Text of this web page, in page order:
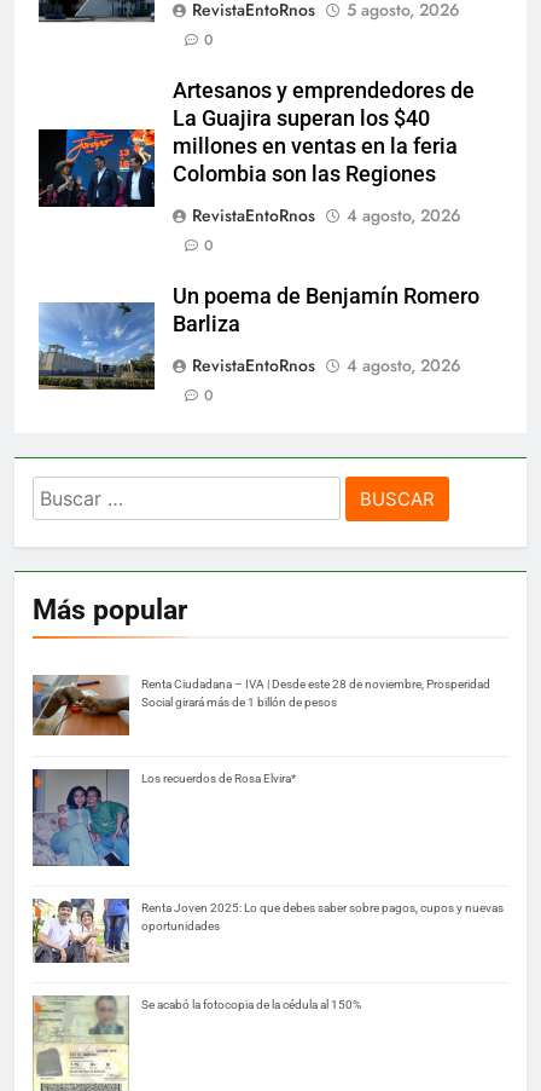
RevistaEntoRnos 5 agosto, 2026
0
Artesanos y emprendedores de
La Guajira superan los $40
millones en ventas en la feria
Colombia son las Regiones
RevistaEntoRnos
4 agosto, 2026
0
Un poema de Benjamín Romero
Barliza
RevistaEntoRnos
4 agosto, 2026
0
Buscar:
Más popular
Renta Ciudadana – IVA | Desde este 28 de noviembre, Prosperidad
Social girará más de 1 billón de pesos
Los recuerdos de Rosa Elvira*
Renta Joven 2025: Lo que debes saber sobre pagos, cupos y nuevas
oportunidades
Se acabó la fotocopia de la cédula al 150%